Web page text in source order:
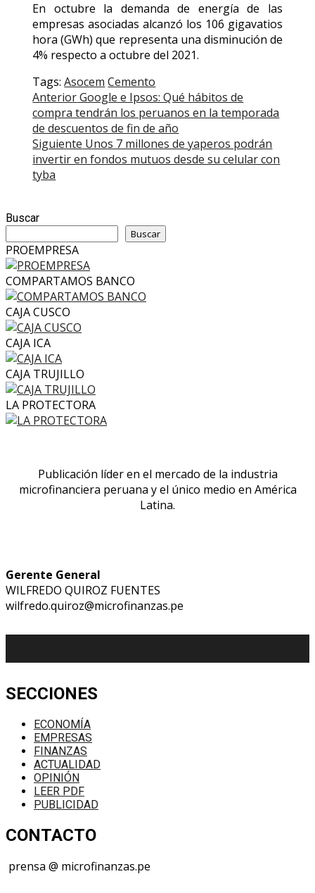
En octubre la demanda de energía de las
empresas asociadas alcanzó los 106 gigavatios
hora (GWh) que representa una disminución de
4% respecto a octubre del 2021.
Tags:Asocem Cemento
Post
navigation
AnteriorGoogle e Ipsos: Qué hábitos de
compra tendrán los peruanos en la temporada
de descuentos de fin de año
Siguiente Unos 7 millones de yaperos podrán
invertir en fondos mutuos desde su celular con
tyba
Buscar
Buscar
PROEMPRESA
COMPARTAMOS BANCO
CAJA CUSCO
CAJA ICA
CAJA TRUJILLO
LA PROTECTORA
Publicación líder en el mercado de la industria
microfinanciera peruana y el único medio en América
Latina.
Gerente General
WILFREDO QUIROZ FUENTES
wilfredo.quiroz@microfinanzas.pe
SECCIONES
ECONOMÍA
EMPRESAS
FINANZAS
ACTUALIDAD
OPINIÓN
LEER PDF
PUBLICIDAD
CONTACTO
prensa @ microfinanzas.pe